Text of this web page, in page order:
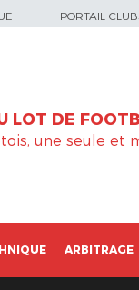
PORTAIL
LOT DE
une seule et
ARBITRAGE